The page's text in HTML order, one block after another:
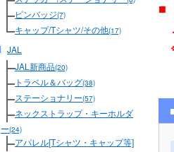
ピンバッジ(7)
キャップ/Tシャツ/その他(17)
JAL
JAL新商品(20)
トラベル＆バッグ(38)
ステーショナリー(57)
ネックストラップ・キーホルダ
ー(24)
アパレル[Tシャツ・キャップ等]
■